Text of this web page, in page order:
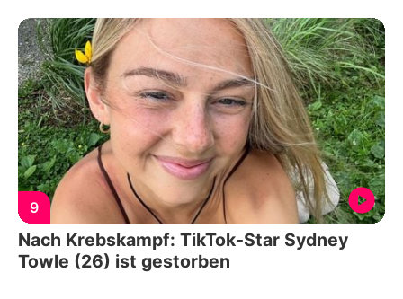
9
Nach Krebskampf: TikTok-Star Sydney
Towle (26) ist gestorben